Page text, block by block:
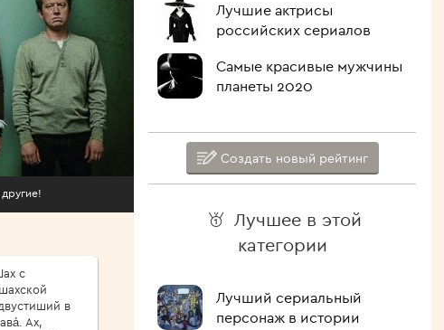
с
в
Ах,
Лучшие актрисы
российских сериалов
Самые красивые мужчины
планеты 2020
Создать новый рейтинг
Лучшее в этой
категории
Лучший сериальный
персонаж в истории